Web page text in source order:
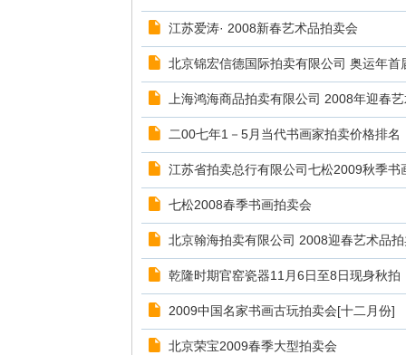
江苏爱涛· 2008新春艺术品拍卖会
北京锦宏信德国际拍卖有限公司 奥运年
上海鸿海商品拍卖有限公司 2008年迎春
二00七年1－5月当代书画家拍卖价格排名
江苏省拍卖总行有限公司七松2009秋季书
七松2008春季书画拍卖会
北京翰海拍卖有限公司 2008迎春艺术品
乾隆时期官窑瓷器11月6日至8日现身秋拍
2009中国名家书画古玩拍卖会[十二月份]
北京荣宝2009春季大型拍卖会